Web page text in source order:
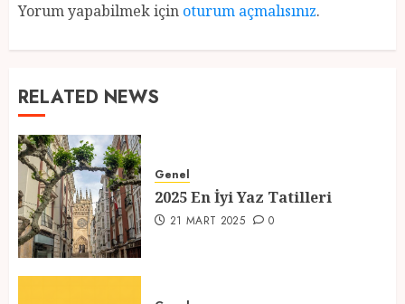
Yorum yapabilmek için oturum açmalısınız.
RELATED NEWS
Genel
2025 En İyi Yaz Tatilleri
21 MART 2025 0